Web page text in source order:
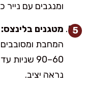
ומנגבים עם
מטגנים בלינצס:
המחבת
60–90
נראה יציב.